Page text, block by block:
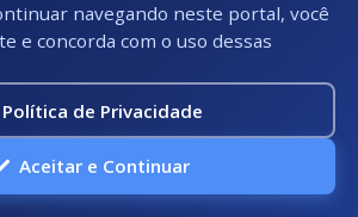
navegando neste portal, você
e concorda com o uso dessas
Política de Privacidade
Aceitar e Continuar